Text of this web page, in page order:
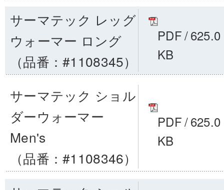
サーマテック レッグ
ウォーマー ロング
（品番：#1108345）
PDF/625.0
KB
サーマテック ショル
ダーウォーマー
Men's
（品番：#1108346）
PDF/625.0
KB